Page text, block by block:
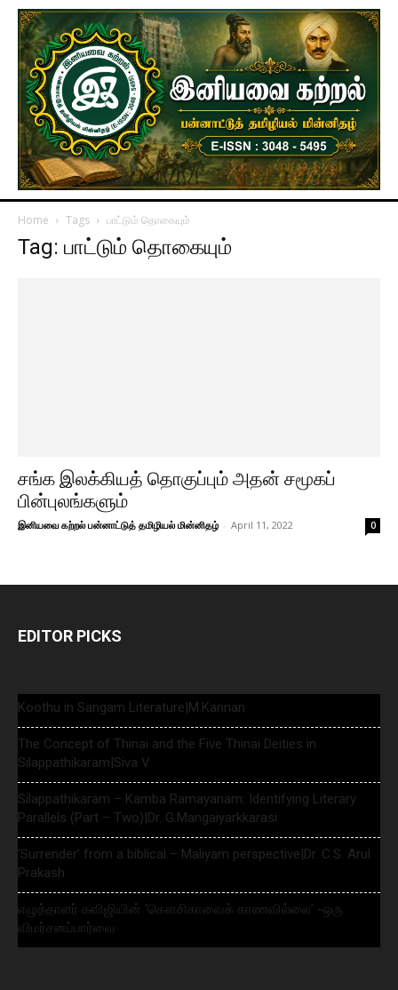
Home Tags பாட்டும் தொகையும்
Tag: பாட்டும் தொகையும்
சங்க இலக்கியத் தொகுப்பும் அதன் சமூகப்
பின்புலங்களும்
இனியவை கற்றல் பன்னாட்டுத் தமிழியல் மின்னிதழ் - April 11, 2022 0
EDITOR PICKS
Koothu in Sangam Literature|M.Kannan
The Concept of Thinai and the Five Thinai Deities in
Silappathikaram|Siva V
Silappathikaram – Kamba Ramayanam: Identifying Literary
Parallels (Part – Two)|Dr. G.Mangaiyarkkarasi
‘Surrender’ from a biblical – Maliyam perspective|Dr. C.S. Arul
Prakash
எழுத்தாளர் கவிஜியின் ‘கௌசிகாவைக் காணவில்லை’ -ஒரு
விமர்சனப்பார்வை